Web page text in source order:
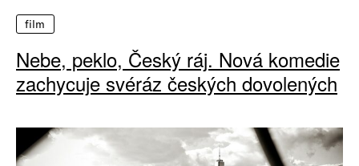
film
Nebe, peklo, Český ráj. Nová komedie
zachycuje svéráz českých dovolených